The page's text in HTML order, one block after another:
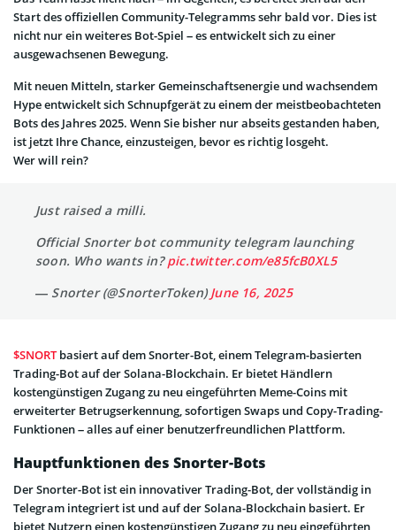
Start des offiziellen Community-Telegramms sehr bald vor. Dies ist
nicht nur ein weiteres Bot-Spiel – es entwickelt sich zu einer
ausgewachsenen Bewegung.
Mit neuen Mitteln, starker Gemeinschaftsenergie und wachsendem
Hype entwickelt sich Schnupfgerät zu einem der meistbeobachteten
Bots des Jahres 2025. Wenn Sie bisher nur abseits gestanden haben,
ist jetzt Ihre Chance, einzusteigen, bevor es richtig losgeht.
Wer will rein?
Just raised a milli.
Official Snorter bot community telegram launching
soon. Who wants in?pic.twitter.com/e85fcB0XL5
— Snorter (@SnorterToken)June 16, 2025
$SNORTbasiert auf dem Snorter-Bot, einem Telegram-basierten
Trading-Bot auf der Solana-Blockchain. Er bietet Händlern
kostengünstigen Zugang zu neu eingeführten Meme-Coins mit
erweiterter Betrugserkennung, sofortigen Swaps und Copy-Trading-
Funktionen – alles auf einer benutzerfreundlichen Plattform.
Hauptfunktionen des Snorter-Bots
Der Snorter-Bot ist ein innovativer Trading-Bot, der vollständig in
Telegram integriert ist und auf der Solana-Blockchain basiert. Er
bietet Nutzern einen kostengünstigen Zugang zu neu eingeführten